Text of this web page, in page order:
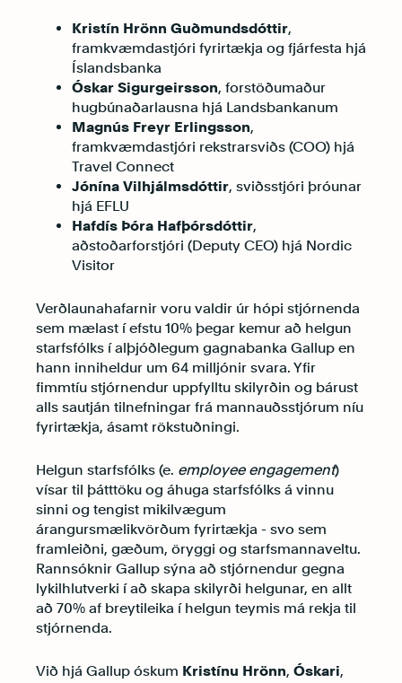
Kristín Hrönn Guðmundsdóttir,
framkvæmdastjóri fyrirtækja og fjárfesta hjá
Íslandsbanka
Óskar Sigurgeirsson, forstöðumaður
hugbúnaðarlausna hjá Landsbankanum
Magnús Freyr Erlingsson,
framkvæmdastjóri rekstrarsviðs (COO) hjá
Travel Connect
Jónína Vilhjálmsdóttir, sviðsstjóri þróunar
hjá EFLU
Hafdís Þóra Hafþórsdóttir,
aðstoðarforstjóri (Deputy CEO) hjá Nordic
Visitor
Verðlaunahafarnir voru valdir úr hópi stjórnenda
sem mælast í efstu 10% þegar kemur að helgun
starfsfólks í alþjóðlegum gagnabanka Gallup en
hann inniheldur um 64 milljónir svara. Yfir
fimmtíu stjórnendur uppfylltu skilyrðin og bárust
alls sautján tilnefningar frá mannauðsstjórum níu
fyrirtækja, ásamt rökstuðningi.
Helgun starfsfólks (e. employee engagement)
vísar til þátttöku og áhuga starfsfólks á vinnu
sinni og tengist mikilvægum
árangursmælikvörðum fyrirtækja - svo sem
framleiðni, gæðum, öryggi og starfsmannaveltu.
Rannsóknir Gallup sýna að stjórnendur gegna
lykilhlutverki í að skapa skilyrði helgunar, en allt
að 70% af breytileika í helgun teymis má rekja til
stjórnenda.
Við hjá Gallup óskum Kristínu Hrönn, Óskari,